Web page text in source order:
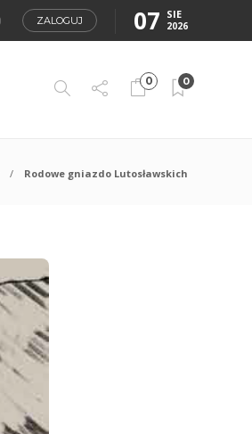
ZALOGUJ 07 SIE
2026
0 0
Rodowe gniazdo Lutosławskich